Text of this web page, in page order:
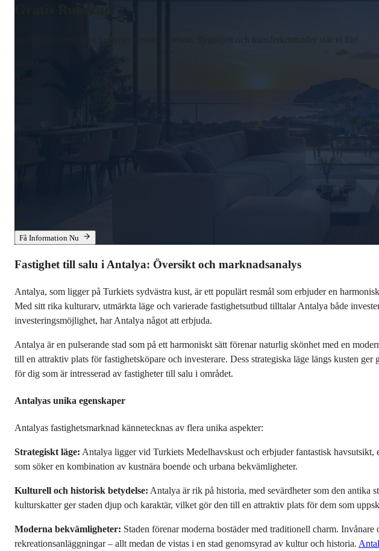
Se ditt drömhem med Summer Homes; boende, flygbiljett och transferkostnader står vi för!
Få Information Nu
Fastighet till salu i Antalya: Översikt och marknadsanalys
Antalya, som ligger på Turkiets sydvästra kust, är ett populärt resmål som erbjuder en
Med sitt rika kulturarv, utmärkta läge och varierade fastighetsutbud tilltalar Antalya både
investeringsmöjlighet, har Antalya något att erbjuda.
Antalya är en pulserande stad som på ett harmoniskt sätt förenar naturlig skönhet med en
till en attraktiv plats för fastighetsköpare och investerare. Dess strategiska läge längs kusten
för dig som är intresserad av fastigheter till salu i området.
Antalyas unika egenskaper
Antalyas fastighetsmarknad kännetecknas av flera unika aspekter:
Strategiskt läge: Antalya ligger vid Turkiets Medelhavskust och erbjuder fantastisk
som söker en kombination av kustnära boende och urbana bekvämligheter.
Kulturell och historisk betydelse: Antalya är rik på historia, med sevärdheter som den antika
kulturskatter ger staden djup och karaktär, vilket gör den till en attraktiv plats för dem som
Moderna bekvämligheter: Staden förenar moderna bostäder med traditionell charm.
rekreationsanläggningar – allt medan de vistas i en stad genomsyrad av kultur och historia.